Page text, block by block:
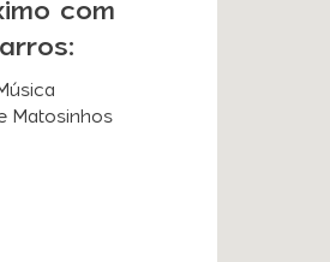
com
Matosinhos